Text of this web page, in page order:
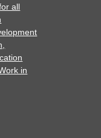
all
in